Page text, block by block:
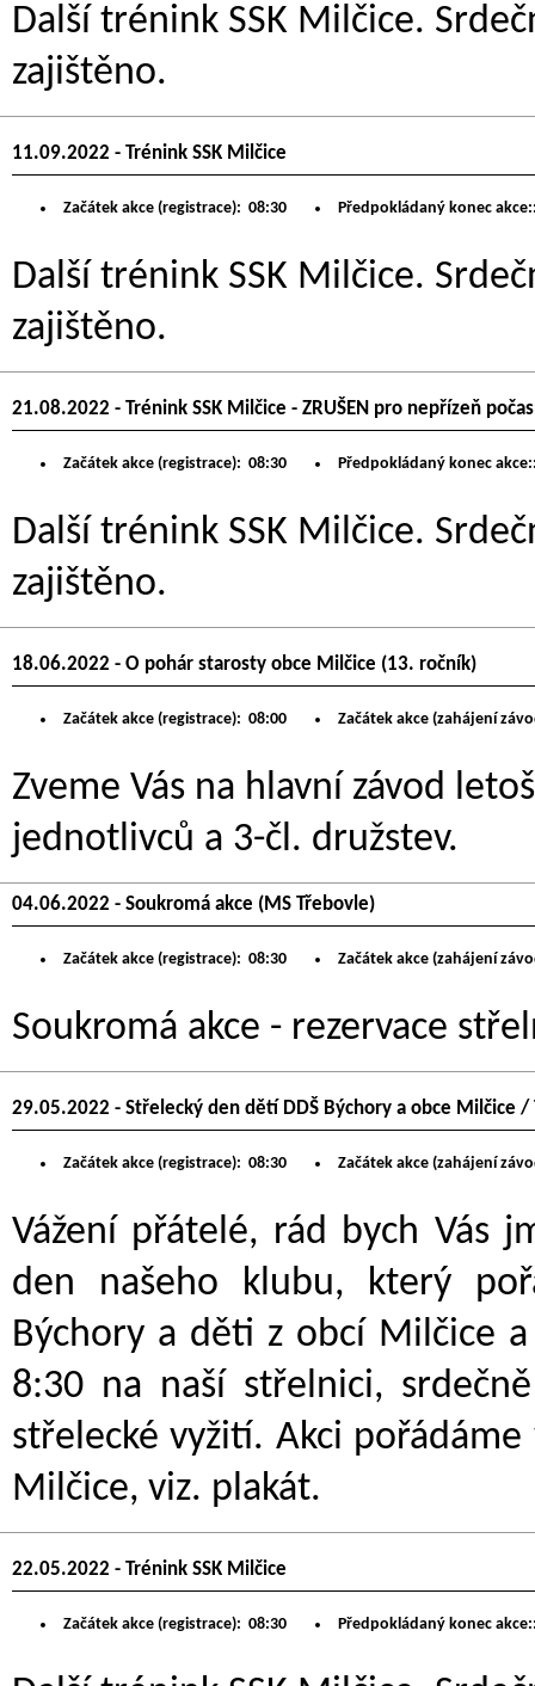
Další trénink SSK Milčice.
zajištěno.
11.09.2022 - Trénink SSK Milčice
Začátek akce (registrace): 08:30 Předpokládaný konec
Další trénink SSK Milčice.
zajištěno.
21.08.2022 - Trénink SSK Milčice - ZRUŠEN pro nepřízeň
Začátek akce (registrace): 08:30 Předpokládaný konec
Další trénink SSK Milčice.
zajištěno.
18.06.2022 - O pohár starosty obce Milčice (13. ročník)
Začátek akce (registrace): 08:00 Začátek akce (zahájení
Zveme Vás na hlavní závod
jednotlivců a 3-čl. družstev.
04.06.2022 - Soukromá akce (MS Třebovle)
Začátek akce (registrace): 08:30 Začátek akce (zahájení
Soukromá akce - rezervace
29.05.2022 - Střelecký den dětí DDŠ Býchory a obce Milčice /
Začátek akce (registrace): 08:30 Začátek akce (zahájení
Vážení přátelé, rád bych Vás
den našeho klubu, který
Býchory a děti z obcí Milčice
8:30 na naší střelnici,
střelecké vyžití. Akci
Milčice, viz. plakát.
22.05.2022 - Trénink SSK Milčice
Začátek akce (registrace): 08:30 Předpokládaný konec